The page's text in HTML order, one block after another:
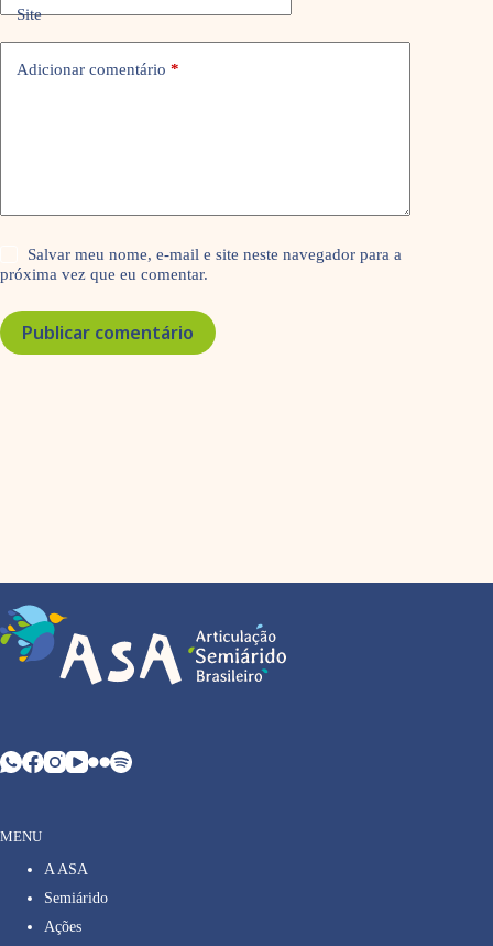
Site
Adicionar comentário *
Salvar meu nome, e-mail e site neste navegador para a
próxima vez que eu comentar.
Publicar comentário
MENU
A ASA
Semiárido
Ações